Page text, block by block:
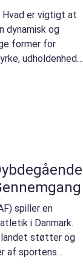
er vigtigt at
dynamisk og
former for
udholdenhed
spiller en
i Danmark.
landet støtter og
af sportens